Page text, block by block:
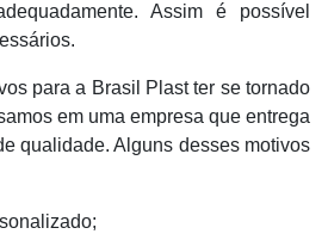
Assim é possível
para a Brasil Plast ter se tornado
em uma empresa que entrega
qualidade. Alguns desses motivos